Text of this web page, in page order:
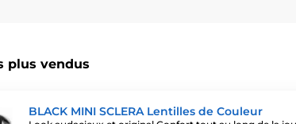
plus vendus
BLACK MINI SCLERA Lentilles de Couleur